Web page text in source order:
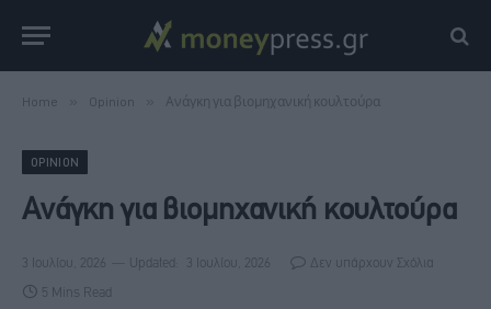
Home Opinion Ανάγκη για βιομηχανική κουλτούρα
OPINION
Ανάγκη για βιομηχανική κουλτούρα
3 Ιουλίου, 2026 Updated: 3 Ιουλίου, 2026 Δεν υπάρχουν Σχόλια
5 Mins Read